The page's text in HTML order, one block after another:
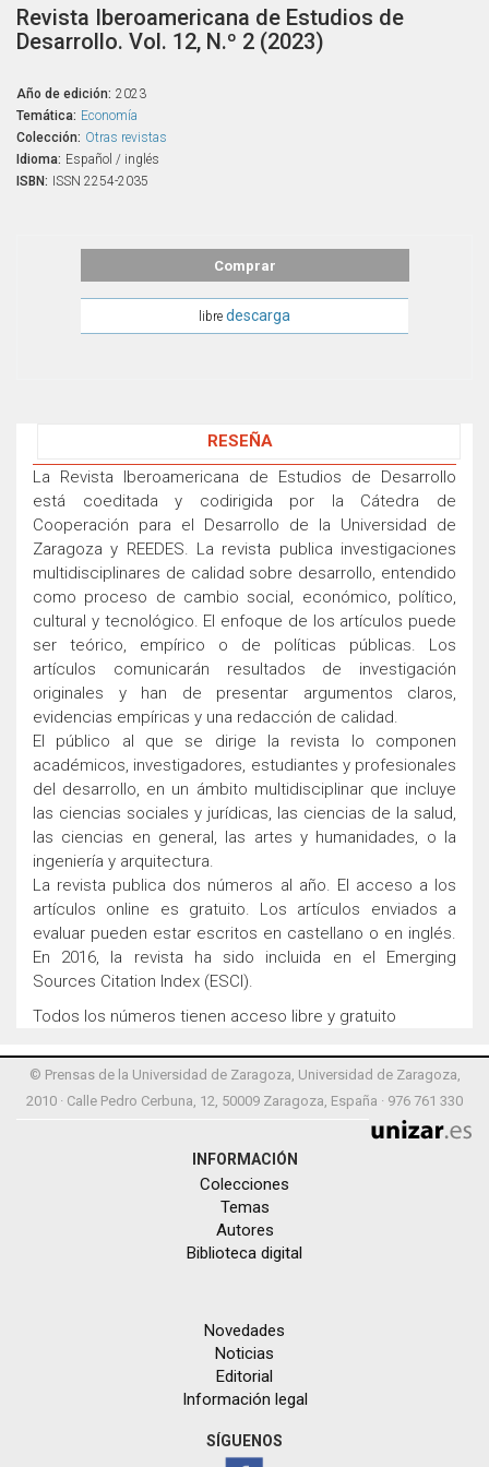
Revista Iberoamericana de Estudios de
Desarrollo. Vol. 12, N.º 2 (2023)
Año de edición: 2023
Temática: Economía
Colección: Otras revistas
Idioma: Español / inglés
ISBN: ISSN 2254-2035
Comprar
libre descarga
RESEÑA
La Revista Iberoamericana de Estudios de Desarrollo
está coeditada y codirigida por la Cátedra de
Cooperación para el Desarrollo de la Universidad de
Zaragoza y REEDES. La revista publica investigaciones
multidisciplinares de calidad sobre desarrollo, entendido
como proceso de cambio social, económico, político,
cultural y tecnológico. El enfoque de los artículos puede
ser teórico, empírico o de políticas públicas. Los
artículos comunicarán resultados de investigación
originales y han de presentar argumentos claros,
evidencias empíricas y una redacción de calidad.
El público al que se dirige la revista lo componen
académicos, investigadores, estudiantes y profesionales
del desarrollo, en un ámbito multidisciplinar que incluye
las ciencias sociales y jurídicas, las ciencias de la salud,
las ciencias en general, las artes y humanidades, o la
ingeniería y arquitectura.
La revista publica dos números al año. El acceso a los
artículos online es gratuito. Los artículos enviados a
evaluar pueden estar escritos en castellano o en inglés.
En 2016, la revista ha sido incluida en el Emerging
Sources Citation Index (ESCI).
Todos los números tienen acceso libre y gratuito
© Prensas de la Universidad de Zaragoza, Universidad de Zaragoza,
2010 · Calle Pedro Cerbuna, 12, 50009 Zaragoza, España · 976 761 330
INFORMACIÓN
Colecciones
Temas
Autores
Biblioteca digital
Novedades
Noticias
Editorial
Información legal
SÍGUENOS